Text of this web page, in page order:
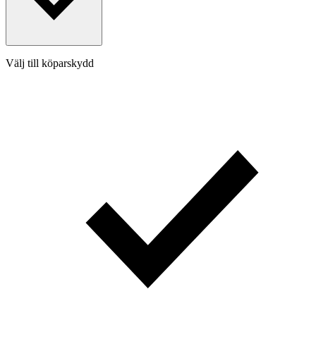
Välj till köparskydd